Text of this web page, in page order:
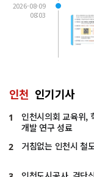
2026-08-09
08:03
인천 인기기사
1
인천시의회 교육위,
개발 연구 성료
2 거침없는 인천시 철